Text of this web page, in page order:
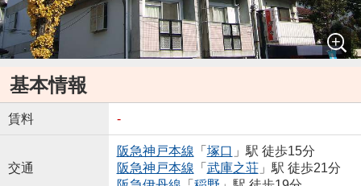
基本情報
賃料 -
交通
阪急神戸本線 「 塚口 」駅 徒歩15分
阪急神戸本線 「 武庫之荘」駅 徒歩21分